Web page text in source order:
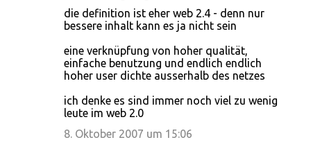
die definition ist eher web 2.4 - denn nur
bessere inhalt kann es ja nicht sein
eine verknüpfung von hoher qualität,
einfache benutzung und endlich endlich
hoher user dichte ausserhalb des netzes
ich denke es sind immer noch viel zu wenig
leute im web 2.0
8. Oktober 2007 um 15:06